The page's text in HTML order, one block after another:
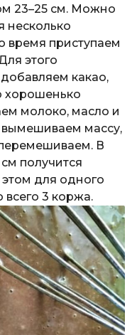
23–25 см. Можно
несколько
время приступаем
этого
какао,
хорошенько
молоко, масло и
массу,
В
получится
для одного
всего 3 коржа.